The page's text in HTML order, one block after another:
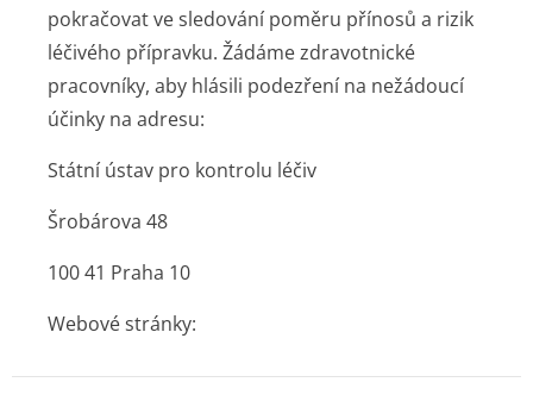
pokračovat ve sledování poměru přínosů a rizik
léčivého přípravku. Žádáme zdravotnické
pracovníky, aby hlásili podezření na nežádoucí
účinky na adresu:
Státní ústav pro kontrolu léčiv
Šrobárova 48
100 41 Praha 10
Webové stránky: